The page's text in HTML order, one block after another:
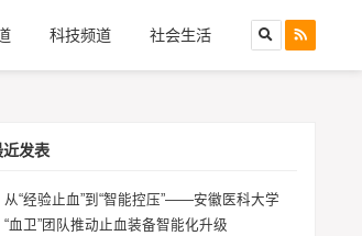
科技频道 社会生活
近发表
从“经验止血”到“智能控压”——安徽医科大学
“血卫”团队推动止血装备智能化升级